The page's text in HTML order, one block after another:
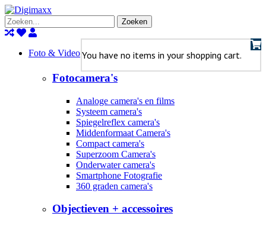
Zoeken
You have no items in your shopping cart.
Foto & Video
Fotocamera's
Analoge camera's en films
Systeem camera's
Spiegelreflex camera's
Middenformaat Camera's
Compact camera's
Superzoom Camera's
Onderwater camera's
Smartphone Fotografie
360 graden camera's
Objectieven + accessoires